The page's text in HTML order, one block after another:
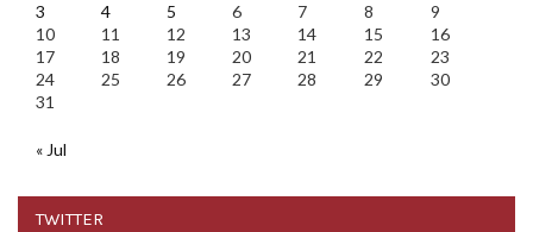
3
4 5 6 7 8
9
10
11 12 13 14 15
16
17
18 19 20 21 22
23
24
25 26 27 28 29
30
31
« Jul
TWITTER